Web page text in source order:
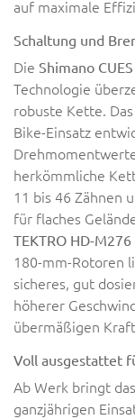
auf maximale
Schaltung und
Die Shimano
Technologie
robuste Kette.
Bike-Einsatz
herkömmliche
11 bis 46 Zähnen
für flaches
TEKTRO HD-
180-mm-Rotoren
sicheres, gut
höherer
übermäßigen
Voll ausgestattet
Ab Werk bringt das
ganzjährigen